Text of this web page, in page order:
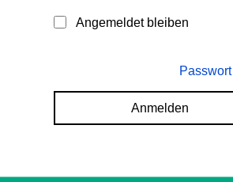
Angemeldet bleiben
Anmelden